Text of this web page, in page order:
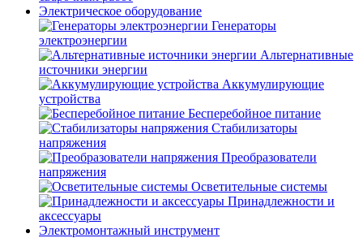
Электрическое оборудование
Генераторы
электроэнергии
Альтернативные
источники энергии
Аккумулирующие
устройства
Бесперебойное питание
Стабилизаторы
напряжения
Преобразователи
напряжения
Осветительные системы
Принадлежности и
аксессуары
Электромонтажный инструмент